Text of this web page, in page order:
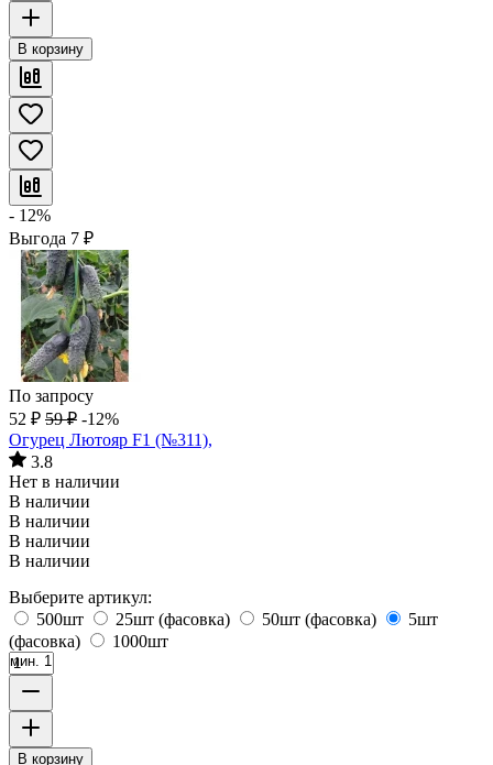
В корзину
- 12%
Выгода 7 ₽
По запросу
52 ₽ 59 ₽ -12%
Огурец Лютояр F1 (№311),
3.8
Нет в наличии
В наличии
В наличии
В наличии
В наличии
Выберите артикул:
500шт
25шт (фасовка) 50шт (фасовка)
5шт
(фасовка)
1000шт
мин. 1
В корзину